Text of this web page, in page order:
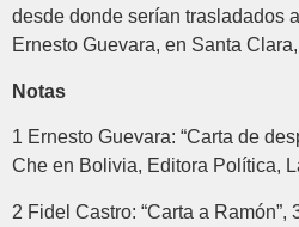
desde donde serían trasladados
Ernesto Guevara, en Santa
Notas
1 Ernesto Guevara: “Carta de
Che en Bolivia, Editora Política,
2 Fidel Castro: “Carta a Ramón”,